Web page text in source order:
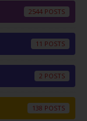
2544
11
2
138